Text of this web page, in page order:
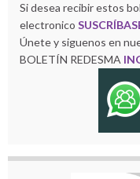
Si desea recibir estos
electronico
Únete y siguenos en
BOLETÍN REDESMA